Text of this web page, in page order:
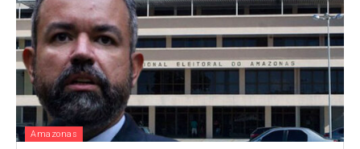
Amazonas